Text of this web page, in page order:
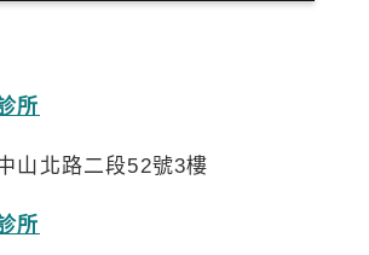
所
山北路二段52號3樓
所